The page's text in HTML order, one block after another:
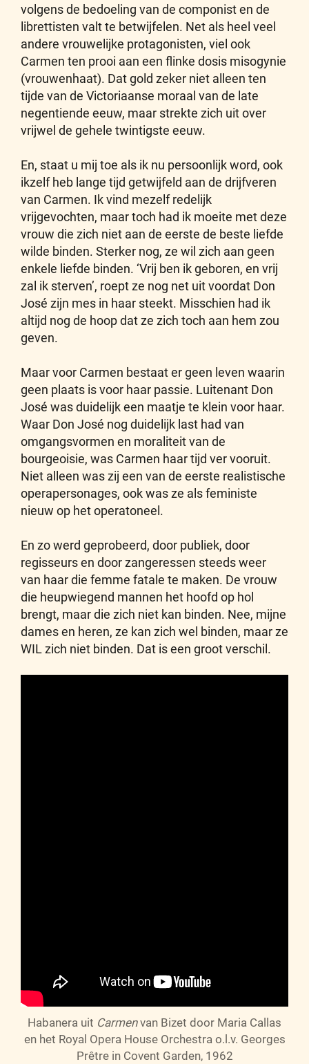
volgens de bedoeling van de componist en de
librettisten valt te betwijfelen. Net als heel veel
andere vrouwelijke protagonisten, viel ook
Carmen ten prooi aan een flinke dosis misogynie
(vrouwenhaat). Dat gold zeker niet alleen ten
tijde van de Victoriaanse moraal van de late
negentiende eeuw, maar strekte zich uit over
vrijwel de gehele twintigste eeuw.
En, staat u mij toe als ik nu persoonlijk word, ook
ikzelf heb lange tijd getwijfeld aan de drijfveren
van Carmen. Ik vind mezelf redelijk
vrijgevochten, maar toch had ik moeite met deze
vrouw die zich niet aan de eerste de beste liefde
wilde binden. Sterker nog, ze wil zich aan geen
enkele liefde binden. ‘Vrij ben ik geboren, en vrij
zal ik sterven’, roept ze nog net uit voordat Don
José zijn mes in haar steekt. Misschien had ik
altijd nog de hoop dat ze zich toch aan hem zou
geven.
Maar voor Carmen bestaat er geen leven waarin
geen plaats is voor haar passie. Luitenant Don
José was duidelijk een maatje te klein voor haar.
Waar Don José nog duidelijk last had van
omgangsvormen en moraliteit van de
bourgeoisie, was Carmen haar tijd ver vooruit.
Niet alleen was zij een van de eerste realistische
operapersonages, ook was ze als feministe
nieuw op het operatoneel.
En zo werd geprobeerd, door publiek, door
regisseurs en door zangeressen steeds weer
van haar die femme fatale te maken. De vrouw
die heupwiegend mannen het hoofd op hol
brengt, maar die zich niet kan binden. Nee, mijne
dames en heren, ze kan zich wel binden, maar ze
WIL zich niet binden. Dat is een groot verschil.
Habanera uit Carmenvan Bizet door Maria Callas
en het Royal Opera House Orchestra o.l.v. Georges
Prêtre in Covent Garden, 1962